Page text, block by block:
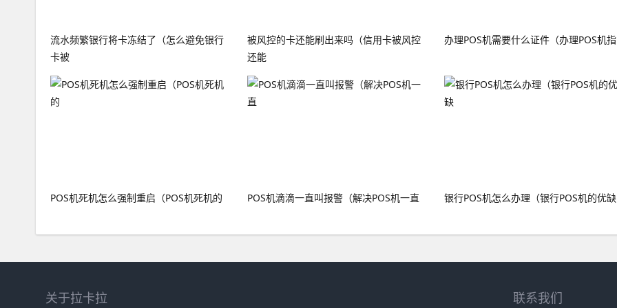
流水频繁银行将卡冻结了（怎么避免银行
卡被
被风控的卡还能刷出来吗（信用卡被风控
还能
办理POS机需要什么证件（办理POS机指
POS机死机怎么强制重启（POS机死机的 POS机滴滴一直叫报警（解决POS机一直 银行POS机怎么办理（银行POS机的优缺
关于拉卡拉 联系我们